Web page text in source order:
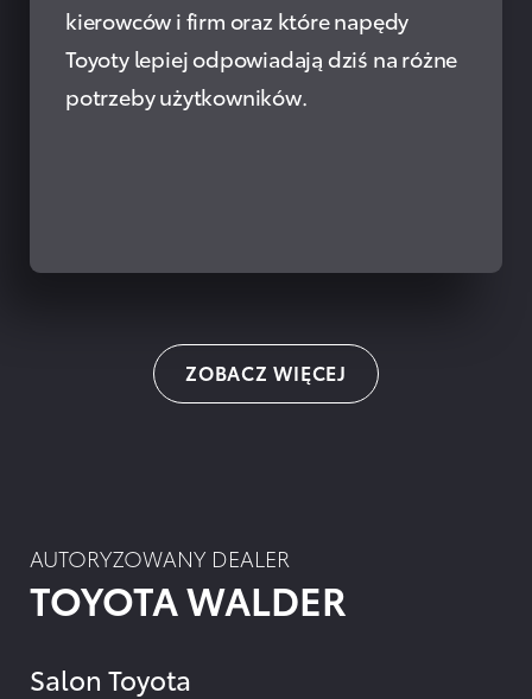
kierowców i firm oraz które napędy
Toyoty lepiej odpowiadają dziś na różne
potrzeby użytkowników.
PRZECZYTAJZOBACZ WIĘCEJ
AUTORYZOWANY DEALER
TOYOTA WALDER
Salon Toyota